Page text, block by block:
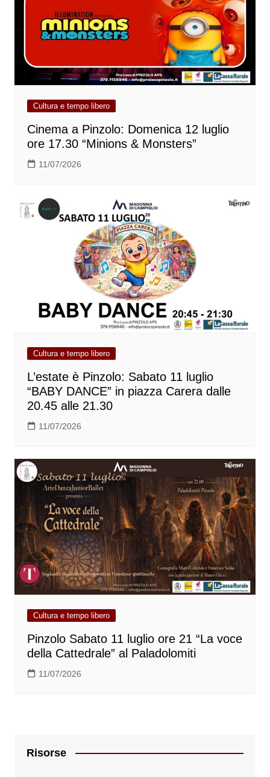
Cultura e tempo libero
Cinema a Pinzolo: Domenica 12 luglio
ore 17.30 “Minions & Monsters”
11/07/2026
Cultura e tempo libero
L’estate è Pinzolo: Sabato 11 luglio
“BABY DANCE” in piazza Carera dalle
20.45 alle 21.30
11/07/2026
Cultura e tempo libero
Pinzolo Sabato 11 luglio ore 21 “La voce
della Cattedrale” al Paladolomiti
11/07/2026
Risorse